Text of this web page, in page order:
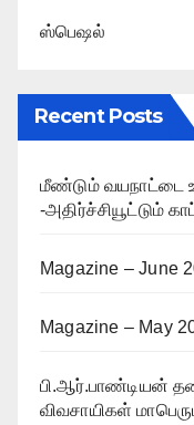
ஸ்பெஷல்
Recent Posts
மீண்டும் வயநாட்டை
-அதிர்ச்சியூட்டும்
Magazine – June
Magazine – May
பி.ஆர்.பாண்டியன்
விவசாயிகள்